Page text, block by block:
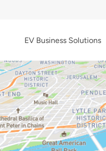
EV Business Solutions